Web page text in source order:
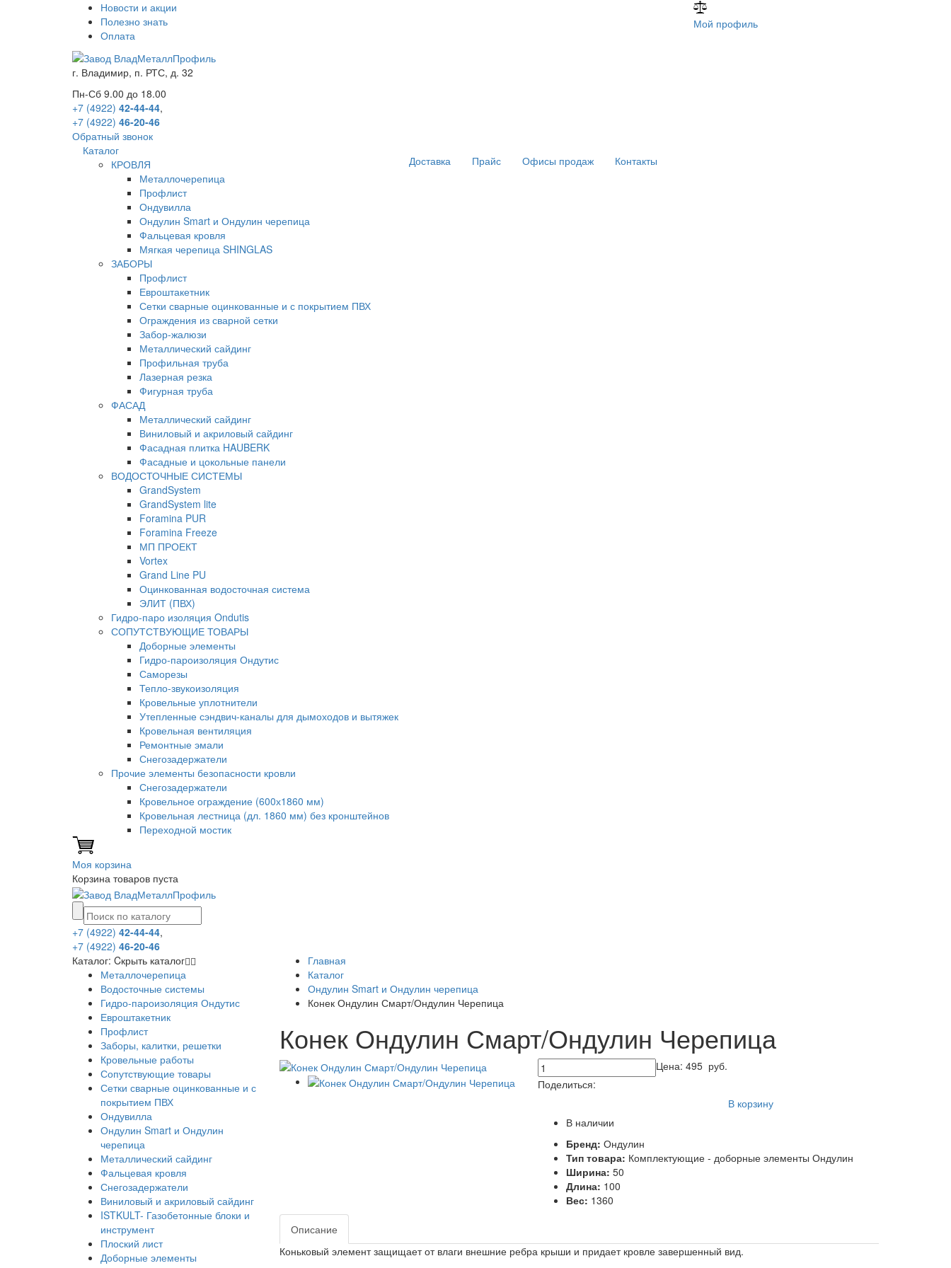
Новости и акции
Полезно знать
Оплата
Мой профиль
г. Владимир, п. РТС, д. 32
Пн-Сб 9.00 до 18.00
+7 (4922) 42-44-44,
+7 (4922) 46-20-46
Обратный звонок
Каталог
КРОВЛЯ
Металлочерепица
Профлист
Ондувилла
Ондулин Smart и Ондулин черепица
Фальцевая кровля
Мягкая черепица SHINGLAS
ЗАБОРЫ
Профлист
Евроштакетник
Сетки сварные оцинкованные и с покрытием ПВХ
Ограждения из сварной сетки
Забор-жалюзи
Металлический сайдинг
Профильная труба
Лазерная резка
Фигурная труба
ФАСАД
Металлический сайдинг
Виниловый и акриловый сайдинг
Фасадная плитка HAUBERK
Фасадные и цокольные панели
ВОДОСТОЧНЫЕ СИСТЕМЫ
GrandSystem
GrandSystem lite
Foramina PUR
Foramina Freeze
МП ПРОЕКТ
Vortex
Grand Line PU
Оцинкованная водосточная система
ЭЛИТ (ПВХ)
Гидро-паро изоляция Ondutis
СОПУТСТВУЮЩИЕ ТОВАРЫ
Доборные элементы
Гидро-пароизоляция Ондутис
Саморезы
Тепло-звукоизоляция
Кровельные уплотнители
Утепленные сэндвич-каналы для дымоходов и вытяжек
Кровельная вентиляция
Ремонтные эмали
Снегозадержатели
Прочие элементы безопасности кровли
Снегозадержатели
Кровельное ограждение (600х1860 мм)
Кровельная лестница (дл. 1860 мм) без кронштейнов
Переходной мостик
Доставка Прайс Офисы продаж Контакты
Моя корзина
Корзина товаров пуста
+7 (4922) 42-44-44,
+7 (4922) 46-20-46
Каталог: Cкрыть каталог
Металлочерепица
Водосточные системы
Гидро-пароизоляция Ондутис
Евроштакетник
Профлист
Заборы, калитки, решетки
Кровельные работы
Сопутствующие товары
Сетки сварные оцинкованные и с
покрытием ПВХ
Ондувилла
Ондулин Smart и Ондулин
черепица
Металлический сайдинг
Фальцевая кровля
Снегозадержатели
Виниловый и акриловый сайдинг
ISTKULT- Газобетонные блоки и
инструмент
Плоский лист
Доборные элементы
Главная
Каталог
Ондулин Smart и Ондулин черепица
Конек Ондулин Смарт/Ондулин Черепица
Конек Ондулин Смарт/Ондулин Черепица
Цена:495 руб.
Поделиться:
В корзину
В наличии
Бренд:Ондулин
Тип товара: Комплектующие - доборные элементы Ондулин
Ширина:50
Длина: 100
Вес: 1360
Описание
Коньковый элемент защищает от влаги внешние ребра крыши и придает кровле завершенный вид.